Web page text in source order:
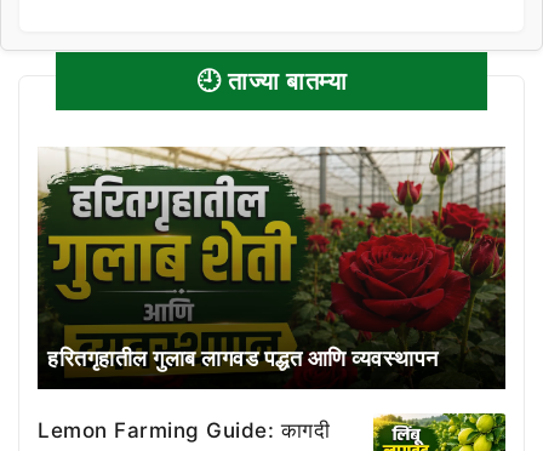
🕘 ताज्या बातम्या
हरितगृहातील गुलाब लागवड पद्धत आणि व्यवस्थापन
Lemon Farming Guide: कागदी